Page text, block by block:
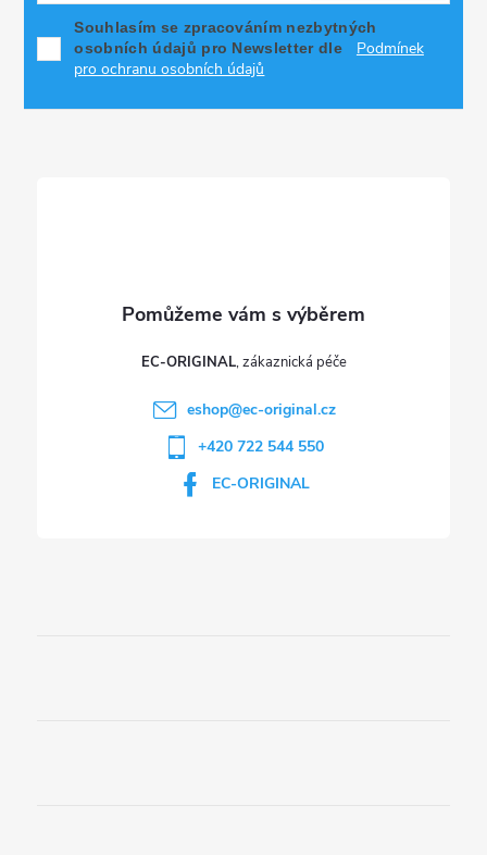
Souhlasím se zpracováním nezbytných
osobních údajů pro Newsletter dle
Podmínek
pro ochranu osobních údajů
EC-ORIGINAL
eshop@ec-original.cz
+420 722 544 550
EC-ORIGINAL